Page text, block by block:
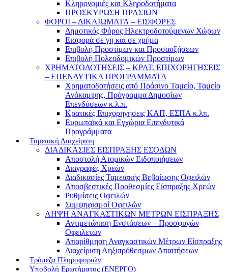
Κληρονομιές και Κληροδοτήματα
ΠΡΟΣΚΥΡΩΣΗ ΠΡΑΣΙΩΝ
ΦΟΡΟΙ – ΔΙΚΑΙΩΜΑΤΑ – ΕΙΣΦΟΡΕΣ
Δημοτικός Φόρος Ηλεκτροδοτούμενων Χώρων
Εισφορά σε γη και σε χρήμα
Επιβολή Προστίμων και Προσαυξήσεων
Επιβολή Πολεοδομικών Προστίμων
ΧΡΗΜΑΤΟΔΟΤΗΣΕΙΣ – ΚΡΑΤ. ΕΠΙΧΟΡΗΓΗΣΕΙΣ
– ΕΠΕΝΔΥΤΙΚΑ ΠΡΟΓΡΑΜΜΑΤΑ
Χρηματοδοτήσεις από Πράσινο Ταμείο, Ταμείο
Ανάκαμψης, Πρόγραμμα Δημοσίων
Επενδύσεων κ.λ.π.
Κρατικές Επιχορηγήσεις ΚΑΠ, ΕΣΠΑ κ.λπ.
Ευρωπαϊκά και Εγχώρια Επενδυτικά
Προγράμματα
Ταμειακή Διαχείριση
ΔΙΑΔΙΚΑΣΙΕΣ ΕΙΣΠΡΑΞΗΣ ΕΣΟΔΩΝ
Αποστολή Ατομικών Ειδοποιήσεων
Διαγραφές Χρεών
Διαδικασίες Ταμειακής Βεβαίωσης Οφειλών
Αποσβεστικές Προθεσμίες Είσπραξης Χρεών
Ρυθμίσεις Οφειλών
Συμψηφισμοί Οφειλών
ΛΗΨΗ ΑΝΑΓΚΑΣΤΙΚΩΝ ΜΕΤΡΩΝ ΕΙΣΠΡΑΞΗΣ
Αντιμετώπιση Ενστάσεων – Προσφυγών
Οφειλετών
Απαρίθμηση Αναγκαστικών Μέτρων Είσπραξης
Διαχείριση Ληξιπρόθεσμων Απαιτήσεων
Τράπεζα Πληροφοριών
Υποβολή Ερωτήματος (ΕΝΕΡΓΟ)